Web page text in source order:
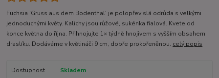
Fuchsia 'Gruss aus dem Bodenthal' je polopřevislá odrůda s velkými
jednoduchými květy. Kalichy jsou růžové, sukénka fialová. Kvete od
konce května do října. Přihnojujte 1× týdně hnojivem s vyšším obsahem
draslíku. Dodáváme v květináči 9 cm, dobře prokořeněnou. celý popis
Dostupnost
Skladem